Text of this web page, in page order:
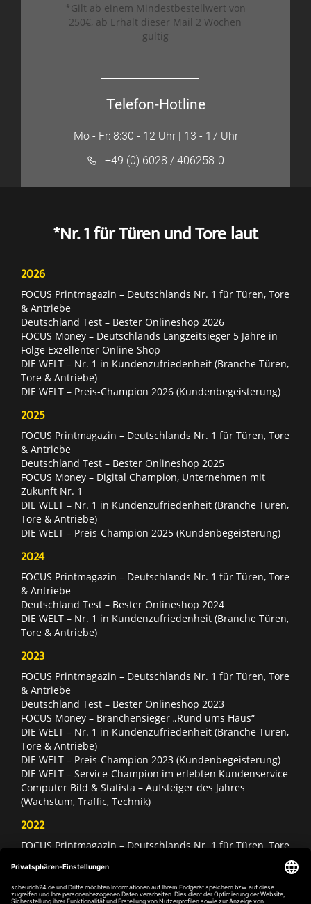
*Gilt ab einem Mindestbestellwert von
250€, ab Erhalt dieser Mail 2 Wochen
gültig
Telefon-Hotline
Mo - Fr: 8:30 - 12 Uhr | 13 - 17 Uhr
+49 (0) 6028 / 406258-0
*Nr. 1 für Türen und Tore laut
2026
FOCUS Printmagazin – Deutschlands Nr. 1 für Türen, Tore
& Antriebe
Deutschland Test – Bester Onlineshop 2026
FOCUS Money – Deutschlands Langzeitsieger 5 Jahre in
Folge Exzellenter Online-Shop
DIE WELT – Nr. 1 in Kundenzufriedenheit (Branche Türen,
Tore & Antriebe)
DIE WELT – Preis-Champion 2026 (Kundenbegeisterung)
2025
FOCUS Printmagazin – Deutschlands Nr. 1 für Türen, Tore
& Antriebe
Deutschland Test – Bester Onlineshop 2025
FOCUS Money – Digital Champion, Unternehmen mit
Zukunft Nr. 1
DIE WELT – Nr. 1 in Kundenzufriedenheit (Branche Türen,
Tore & Antriebe)
DIE WELT – Preis-Champion 2025 (Kundenbegeisterung)
2024
FOCUS Printmagazin – Deutschlands Nr. 1 für Türen, Tore
& Antriebe
Deutschland Test – Bester Onlineshop 2024
DIE WELT – Nr. 1 in Kundenzufriedenheit (Branche Türen,
Tore & Antriebe)
2023
FOCUS Printmagazin – Deutschlands Nr. 1 für Türen, Tore
& Antriebe
Deutschland Test – Bester Onlineshop 2023
FOCUS Money – Branchensieger „Rund ums Haus“
DIE WELT – Nr. 1 in Kundenzufriedenheit (Branche Türen,
Tore & Antriebe)
DIE WELT – Preis-Champion 2023 (Kundenbegeisterung)
DIE WELT – Service-Champion im erlebten Kundenservice
Computer Bild & Statista – Aufsteiger des Jahres
(Wachstum, Traffic, Technik)
2022
FOCUS Printmagazin – Deutschlands Nr. 1 für Türen, Tore
Deutschland Test – Bester Onlineshop 2022
FOCUS Money – Branchensieger „Rund ums Haus“
DIE WELT – Service-Champion im erlebten Kundenservice